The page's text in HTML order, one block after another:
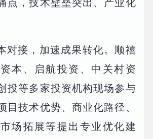
点，技术壁垒突出、产业化
对接，加速成果转化。顺禧
本、启航投资、中关村资
投等多家投资机构现场参与
目技术优势、商业化路径、
场拓展等提出专业优化建